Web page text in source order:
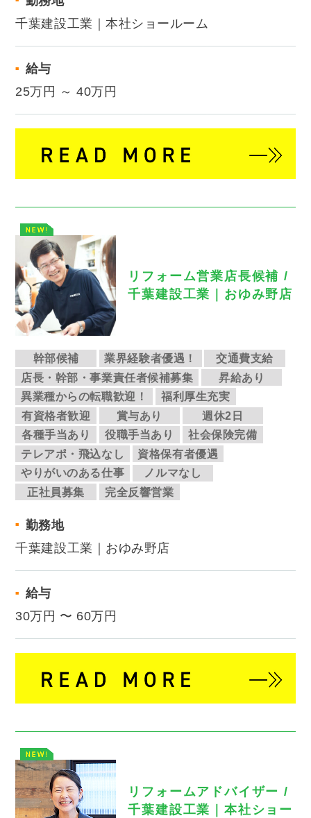
千葉建設工業｜本社ショールーム
給与
25万円 ～ 40万円
リフォーム営業店長候補 /
千葉建設工業｜おゆみ野店
幹部候補 業界経験者優遇！
交通費支給
店長・幹部・事業責任者候補募集
昇給あり
異業種からの転職歓迎！
福利厚生充実
有資格者歓迎
賞与あり
週休2日
各種手当あり
役職手当あり
社会保険完備
テレアポ・飛込なし
資格保有者優遇
やりがいのある仕事
ノルマなし
正社員募集
完全反響営業
勤務地
千葉建設工業｜おゆみ野店
給与
30万円 〜 60万円
リフォームアドバイザー /
千葉建設工業｜本社ショー